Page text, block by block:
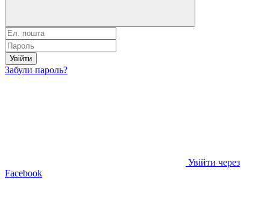
Увійти
Забули пароль?
Увійти через
Facebook